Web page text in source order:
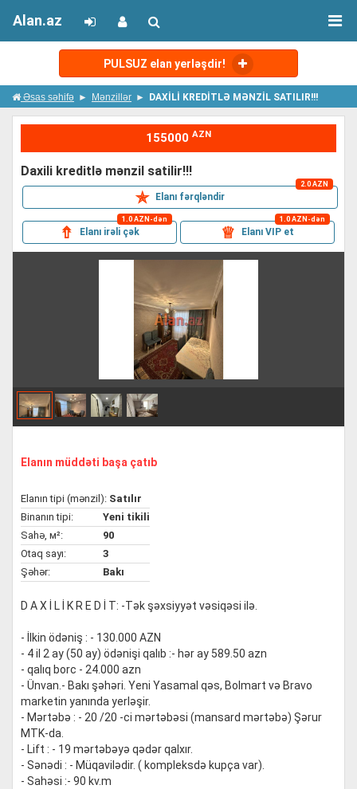
PULSUZ elan yerləşdir!
Alan.az
Əsas səhifə Mənzillər DAXİLİ KREDİTLƏ MƏNZİL SATILIR!!!
155000 AZN
daxi̇li̇ kredi̇tlə mənzi̇l satilir!!!
✯ Elanı fərqləndir
2.0 AZN
⇮ Elanı irəli çək
1.0 AZN-dən
♕ Elanı VIP et
1.0 AZN-dən
Elanın müddəti başa çatıb
Elanın tipi (mənzil): Satılır
Binanın tipi:
Yeni tikili
Sahə, м²:
90
Otaq sayı:
3
Şəhər:
Bakı
D A X İ L İ K R E D İ T: -Tək şəxsiyyət vəsiqəsi ilə.
- İlkin ödəniş : - 130.000 AZN
- 4 il 2 ay (50 ay) ödənişi qalıb :- hər ay 589.50 azn
- qalıq borc - 24.000 azn
- Ünvan.- Bakı şəhəri. Yeni Yasamal qəs, Bolmart və Bravo
marketin yanında yerləşir.
- Mərtəbə : - 20 /20 -ci mərtəbəsi (mansard mərtəbə) Şərur
MTK-da.
- Lift : - 19 mərtəbəyə qədər qalxır.
- Sənədi : - Müqavilədir. ( kompleksdə kupça var).
- Sahəsi :- 90 kv.m